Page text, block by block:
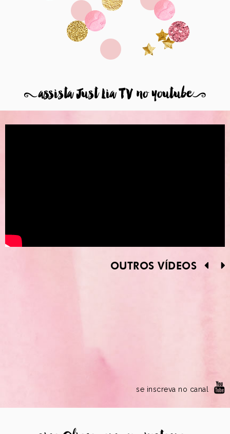
8assista Just Lia TV no youtube9
OUTROS VÍDEOS
se inscreva no canal